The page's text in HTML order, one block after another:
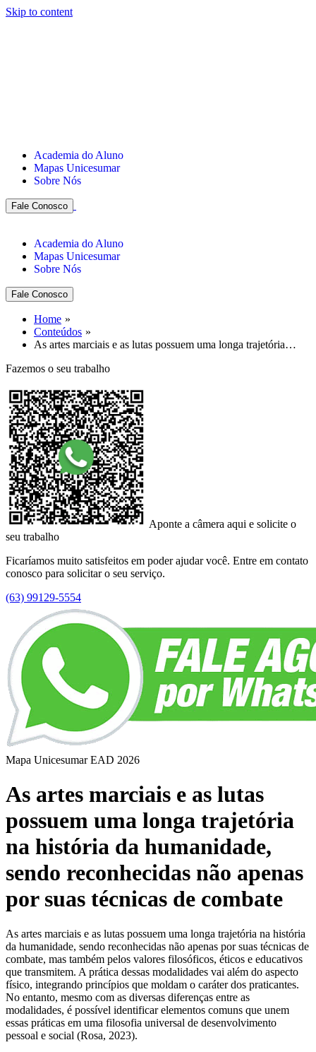
Skip to content
Academia do Aluno
Mapas Unicesumar
Sobre Nós
Fale Conosco
Academia do Aluno
Mapas Unicesumar
Sobre Nós
Fale Conosco
Home
Conteúdos
As artes marciais e as lutas possuem uma longa trajetória…
Fazemos o seu trabalho
Aponte a câmera aqui e solicite o
seu trabalho
Ficaríamos muito satisfeitos em poder ajudar você. Entre em contato
conosco para solicitar o seu serviço.
(63) 99129-5554
Mapa Unicesumar EAD 2026
As artes marciais e as lutas
possuem uma longa trajetória
na história da humanidade,
sendo reconhecidas não apenas
por suas técnicas de combate
As artes marciais e as lutas possuem uma longa trajetória na história
da humanidade, sendo reconhecidas não apenas por suas técnicas de
combate, mas também pelos valores filosóficos, éticos e educativos
que transmitem. A prática dessas modalidades vai além do aspecto
físico, integrando princípios que moldam o caráter dos praticantes.
No entanto, mesmo com as diversas diferenças entre as
modalidades, é possível identificar elementos comuns que unem
essas práticas em uma filosofia universal de desenvolvimento
pessoal e social (Rosa, 2023).